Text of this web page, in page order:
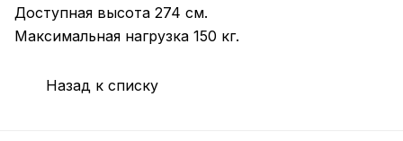
Доступная высота 274 см.
Максимальная нагрузка 150 кг.
Назад к списку